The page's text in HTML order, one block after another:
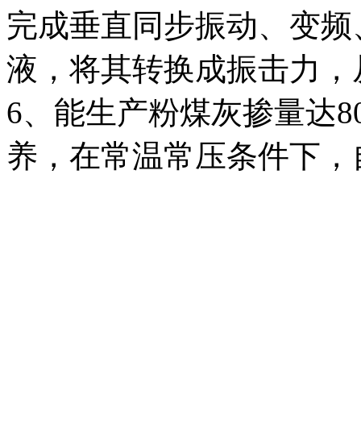
完成垂直同步振动、变
液，将其转换成振击力
6、能生产粉煤灰掺量达
养，在常温常压条件